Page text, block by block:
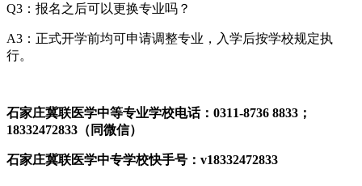
Q3：报名之后可以更换专业吗？
A3：正式开学前均可申请调整专业，入学后按学校规定执
行。
石家庄冀联医学中等专业学校电话：0311-8736 8833；
18332472833（同微信）
石家庄冀联医学中专学校快手号：v18332472833